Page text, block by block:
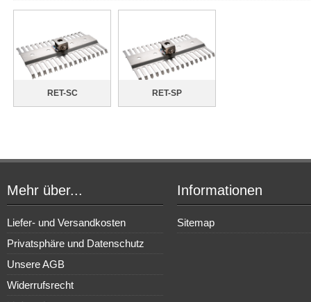
RET-SC RET-SP
Mehr über...
Liefer- und Versandkosten
Privatsphäre und Datenschutz
Unsere AGB
Widerrufsrecht
Informationen
Sitemap